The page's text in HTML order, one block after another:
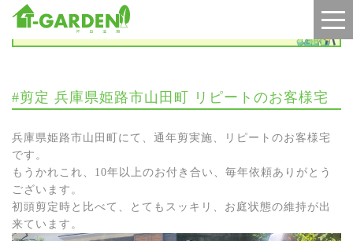
施工実績
#剪定 兵庫県姫路市山田町 リピートのお客様宅
兵庫県姫路市山田町にて、通年剪実施、リピートのお客様宅
です。
もうかれこれ、10年以上のお付き合い、毎年依頼ありがとう
ございます。
初頭剪定時と比べて、とてもスッキリ、お庭状態の維持が出
来ています。